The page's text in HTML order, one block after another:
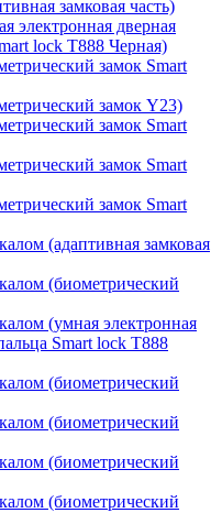
замковая часть)
электронная дверная
lock T888 Черная)
замок Smart
замок Y23)
замок Smart
замок Smart
замок Smart
(адаптивная замковая
(биометрический
(умная электронная
Smart lock T888
(биометрический
(биометрический
(биометрический
(биометрический